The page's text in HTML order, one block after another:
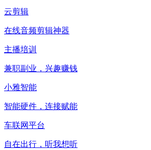
云剪辑
在线音频剪辑神器
主播培训
兼职副业，兴趣赚钱
小雅智能
智能硬件，连接赋能
车联网平台
自在出行，听我想听